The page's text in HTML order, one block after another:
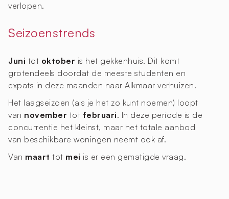
verlopen.
Seizoenstrends
Juni tot oktober is het gekkenhuis. Dit komt
grotendeels doordat de meeste studenten en
expats in deze maanden naar Alkmaar verhuizen.
Het laagseizoen (als je het zo kunt noemen) loopt
van november tot februari. In deze periode is de
concurrentie het kleinst, maar het totale aanbod
van beschikbare woningen neemt ook af.
Van maart tot mei is er een gematigde vraag.